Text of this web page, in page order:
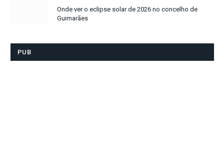
Onde ver o eclipse solar de 2026 no concelho de
Guimarães
PUB